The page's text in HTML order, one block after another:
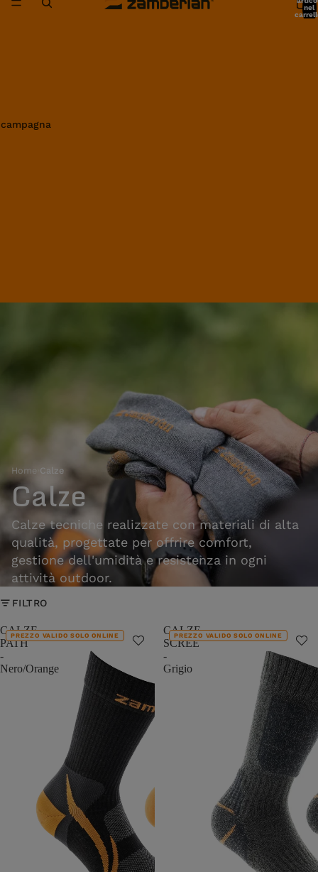
nel
Home Calze
Calze
Calze tecniche realizzate con materiali di alta
qualità, progettate per offrire comfort,
gestione dell'umidità e resistenza in ogni
attività outdoor.
FILTRO
CALZE
PATH
-
Nero/Orange
PREZZO VALIDO SOLO ONLINE
CALZE
SCREE
-
Grigio
PREZZO VALIDO SOLO ONLINE